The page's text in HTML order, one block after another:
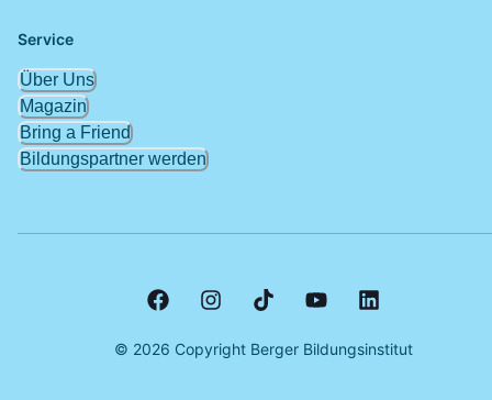
Service
Über Uns
Magazin
Bring a Friend
Bildungspartner werden
© 2026 Copyright Berger Bildungsinstitut